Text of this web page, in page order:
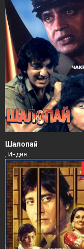
Шалопай
, Индия